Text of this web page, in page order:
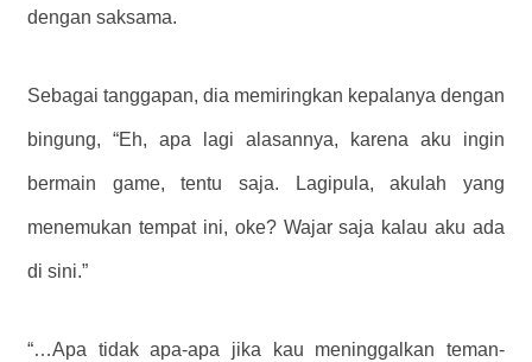
dengan saksama.
Sebagai tanggapan, dia memiringkan kepalanya dengan
bingung, “Eh, apa lagi alasannya, karena aku ingin
bermain game, tentu saja. Lagipula, akulah yang
menemukan tempat ini, oke? Wajar saja kalau aku ada
di sini.”
“…Apa tidak apa-apa jika kau meninggalkan teman-